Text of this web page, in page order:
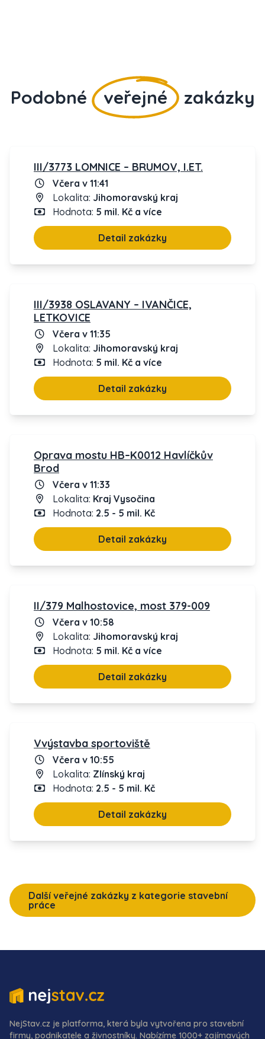
Podobné veřejné zakázky
III/3773 LOMNICE – BRUMOV, I.ET.
Včera v 11:41
Lokalita: Jihomoravský kraj
Hodnota: 5 mil. Kč a více
Detail zakázky
III/3938 OSLAVANY – IVANČICE,
LETKOVICE
Včera v 11:35
Lokalita: Jihomoravský kraj
Hodnota: 5 mil. Kč a více
Detail zakázky
Oprava mostu HB–K0012 Havlíčkův
Brod
Včera v 11:33
Lokalita: Kraj Vysočina
Hodnota: 2.5 - 5 mil. Kč
Detail zakázky
II/379 Malhostovice, most 379-009
Včera v 10:58
Lokalita: Jihomoravský kraj
Hodnota: 5 mil. Kč a více
Detail zakázky
Vvýstavba sportoviště
Včera v 10:55
Lokalita: Zlínský kraj
Hodnota: 2.5 - 5 mil. Kč
Detail zakázky
Další veřejné zakázky z kategorie stavební
práce
NejStav.cz je platforma, která byla vytvořena pro stavební
firmy, podnikatele a živnostníky. Nabízíme 1000+ zajímavých